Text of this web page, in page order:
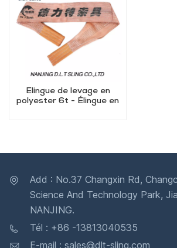
Élingue de levage en
polyester 6t - Élingue en
Add : No.37 Changxin Rd,
Science And Technology Park,
NANJING.
Tél : +86 -13813040535
E-mail : sales@dlt-sling.com